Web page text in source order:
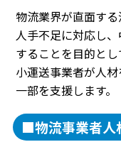
物流業界が直面す
人手不足に対応し
することを目的と
小運送事業者が人
一部を支援します。
■物流事業者人